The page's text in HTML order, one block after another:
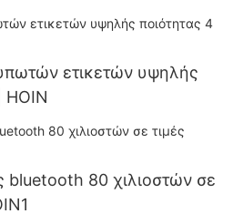
ετικετών υψηλής
HOIN
bluetooth 80 χιλιοστών σε